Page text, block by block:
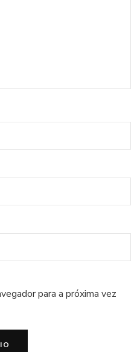
para a próxima vez